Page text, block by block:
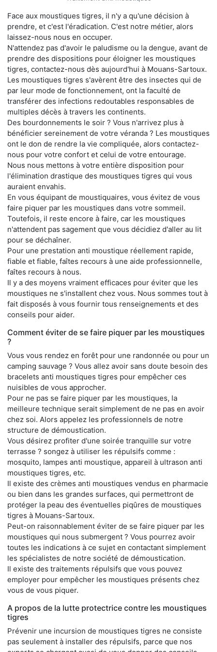
Face aux moustiques tigres, il n'y a qu'une décision à
prendre, et c'est l'éradication. C'est notre métier, alors
laissez-nous nous en occuper.
N'attendez pas d'avoir le paludisme ou la dengue, avant de
prendre des dispositions pour éloigner les moustiques
tigres, contactez-nous dès aujourd'hui à Mouans-Sartoux.
Les moustiques tigres s'avèrent être des insectes qui de
par leur mode de fonctionnement, ont la faculté de
transférer des infections redoutables responsables de
multiples décès à travers les continents.
Des bourdonnements le soir ? Vous n'arrivez plus à
bénéficier sereinement de votre véranda ? Les moustiques
ont le don de rendre la vie compliquée, alors contactez-
nous pour votre confort et celui de votre entourage.
Nous nous mettons à votre entière disposition pour
l'élimination drastique des moustiques tigres qui vous
auraient envahis.
En vous équipant de moustiquaires, vous évitez de vous
faire piquer par les moustiques dans votre sommeil.
Toutefois, il reste encore à faire, car les moustiques
n'attendent pas sagement que vous décidiez d'aller au lit
pour se déchaîner.
Pour une prestation anti moustique réellement rapide,
fiable et fiable, faîtes recours à une aide professionnelle,
faîtes recours à nous.
Il y a des moyens vraiment efficaces pour éviter que les
moustiques ne s'installent chez vous. Nous sommes tout à
fait disposés à vous fournir tous renseignements et des
conseils pour aider.
Comment éviter de se faire piquer par les moustiques
?
Vous vous rendez en forêt pour une randonnée ou pour un
camping sauvage ? Vous allez avoir sans doute besoin des
bracelets anti moustiques tigres pour empêcher ces
nuisibles de vous approcher.
Pour ne pas se faire piquer par les moustiques, la
meilleure technique serait simplement de ne pas en avoir
chez soi. Alors appelez les professionnels de notre
structure de démoustication.
Vous désirez profiter d'une soirée tranquille sur votre
terrasse ? songez à utiliser les répulsifs comme :
mosquito, lampes anti moustique, appareil à ultrason anti
moustiques tigres, etc.
Il existe des crèmes anti moustiques vendus en pharmacie
ou bien dans les grandes surfaces, qui permettront de
protéger la peau des éventuelles piqûres de moustiques
tigres à Mouans-Sartoux.
Peut-on raisonnablement éviter de se faire piquer par les
moustiques qui nous submergent ? Vous pourrez avoir
toutes les indications à ce sujet en contactant simplement
les spécialistes de notre société de démoustication.
Il existe des traitements répulsifs que vous pouvez
employer pour empêcher les moustiques présents chez
vous de vous piquer.
A propos de la lutte protectrice contre les moustiques
tigres
Prévenir une incursion de moustiques tigres ne consiste
pas seulement à installer des répulsifs, parce que nos